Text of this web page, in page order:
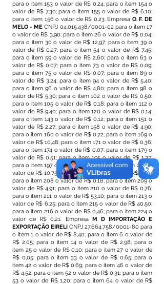
para o item 153 o valor de R$ 0,24; para o item 154 o
valor de R$ 7,30; para o item 155 o valor de R$ 6,10;
para o item 156 o valor de R$ 0,23. Empresa O. F. DE
MELO - ME CNPJ 04.015.438/0001-02 para o item 17
o valor de R$ 3,90; para o item 26 o valor de R$ 0,04;
para o item 30 o valor de R$ 12,97; para o item 39 o
valor de R$ 0,27; para o item 54 o valor de R$ 7,45;
para o item 59 o valor de R$ 2,60; para o item 63 o
valor de R$ 0,07; para o item 73 o valor de R$ 0,09;
para o item 75 o valor de R$ 0,07; para o item 89 o
valor de R$ 3,24; para o item 94 o valor de R$ 5,40;
para o item 96 o valor de R$ 4,80; para o item 98 o
valor de R$ 5,30; para o item 102 o valor de R$ 0,50;
para o item 105 o valor de R$ 0,18; para o item 112 o
valor de R$ 9,40; para o item 120 o valor de R$ 0,14;
para o item 143 o valor de R$ 0,12; para o item 151 o
valor de R$ 2,27; para o item 158 o valor de R$ 4,90;
para o item 160 o valor de R$ 0,72; para o item 169 o
valor de R$ 10,48; para o item 171 o valor de R$ 0,36;
para o item 174 o valor de R$ 0,07; para o item 179 o
valor de R$ 0,51; para o item 195 o valor de R$ 1,37;
para o item 197 o valor de R$ 2,79; para o item 206 o
valor de R$ 10,75; para o item 207 o valor de R$ 0,56;
para o item 208 o valor de R$ 0,18; para o item 209 o
valor de R$ 4,91; para o item 210 o valor de R$ 0,76;
para o item 211 o valor de R$ 53,10; para o item 213 o
valor de R$ 6,25; para o item 215 o valor de R$ 40,50;
para o item 216 o valor de R$ 0,46; para o item 224 o
valor de R$ 0,21. Empresa M D IMPORTAÇÃO E
EXPORTAÇÃO EIRELI CNPJ 27.664.758/0001-80 para
o item 1 o valor de R$ 8,40; para o item 6 o valor de
R$ 2,05; para o item 14 o valor de R$ 2,98; para o
item 25 o valor de R$ 0,10; para o item 27 o valor de
R$ 0,05; para o item 33 o valor de R$ 0,65; para o
item 42 o valor de R$ 0,69; para o item 46 o valor de
R$ 4,52; para o item 52 o valor de R$ 0,31; para o item
53 o valor de R$ 1,20; para o item 64 o valor de R$